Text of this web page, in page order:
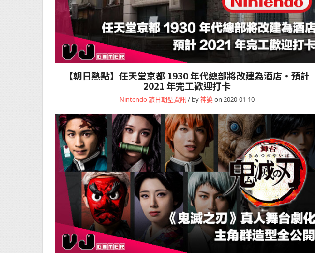
【朝日熱點】任天堂京都 1930 年代總部將改建為酒店・預計
2021 年完工歡迎打卡
Nintendo旅日朝聖資訊/ by神婆on 2020-01-10